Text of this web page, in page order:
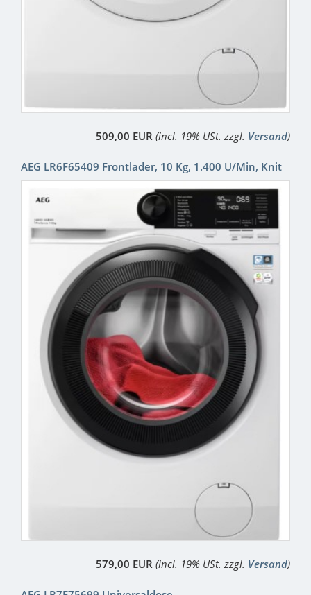
509,00 EUR (incl. 19% USt. zzgl. Versand)
AEG LR6F65409 Frontlader, 10 Kg, 1.400 U/Min, Knit
579,00 EUR (incl. 19% USt. zzgl. Versand)